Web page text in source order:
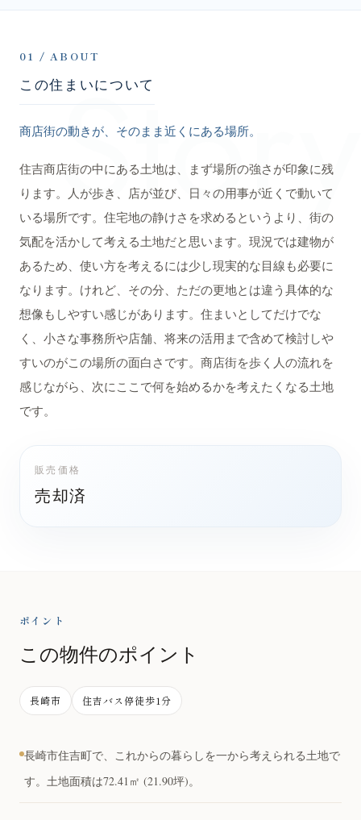
Story
01 / ABOUT
この住まいについて
商店街の動きが、そのまま近くにある場所。
住吉商店街の中にある土地は、まず場所の強さが印象に残
ります。人が歩き、店が並び、日々の用事が近くで動いて
いる場所です。住宅地の静けさを求めるというより、街の
気配を活かして考える土地だと思います。現況では建物が
あるため、使い方を考えるには少し現実的な目線も必要に
なります。けれど、その分、ただの更地とは違う具体的な
想像もしやすい感じがあります。住まいとしてだけでな
く、小さな事務所や店舗、将来の活用まで含めて検討しや
すいのがこの場所の面白さです。商店街を歩く人の流れを
感じながら、次にここで何を始めるかを考えたくなる土地
です。
販売価格
売却済
ポイント
この物件のポイント
長崎市 住吉バス停徒歩1分
長崎市住吉町で、これからの暮らしを一から考えられる土地で
す。土地面積は72.41㎡ (21.90坪)。